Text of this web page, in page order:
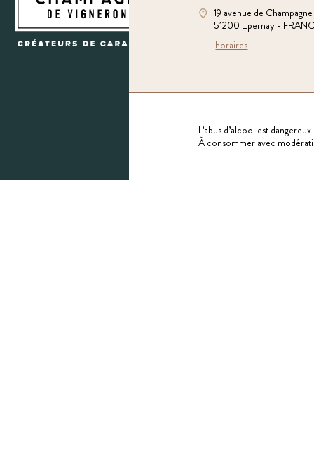
19 avenue de Champagne
51200 Epernay -
horaires
L’abus d’alcool est
À consommer avec